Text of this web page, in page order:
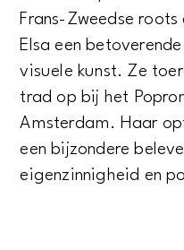
Frans-Zweedse
Elsa een
visuele kunst. Ze
trad op bij het
Amsterdam. Haar
een bijzondere
eigenzinnigheid en